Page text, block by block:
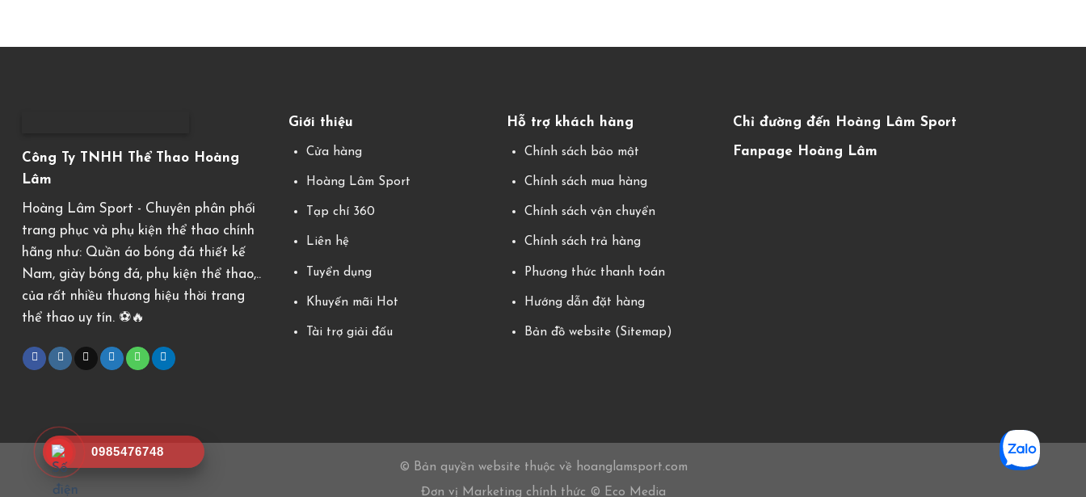
Công Ty TNHH Thể Thao Hoàng
Lâm
Hoàng Lâm Sport - Chuyên phân phối
trang phục và phụ kiện thể thao chính
hãng như: Quần áo bóng đá thiết kế
Nam, giày bóng đá, phụ kiện thể thao,..
của rất nhiều thương hiệu thời trang
thể thao uy tín. ⚽️🔥
Giới thiệu
Cửa hàng
Hoàng Lâm Sport
Tạp chí 360
Liên hệ
Tuyển dụng
Khuyến mãi Hot
Tài trợ giải đấu
Hỗ trợ khách hàng
Chính sách bảo mật
Chính sách mua hàng
Chính sách vận chuyển
Chính sách trả hàng
Phương thức thanh toán
Hướng dẫn đặt hàng
Bản đồ website (Sitemap)
Chỉ đường đến Hoàng Lâm Sport
Fanpage Hoàng Lâm
© Bản quyền website thuộc về hoanglamsport.com
Đơn vị Marketing chính thức © Eco Media
0985476748